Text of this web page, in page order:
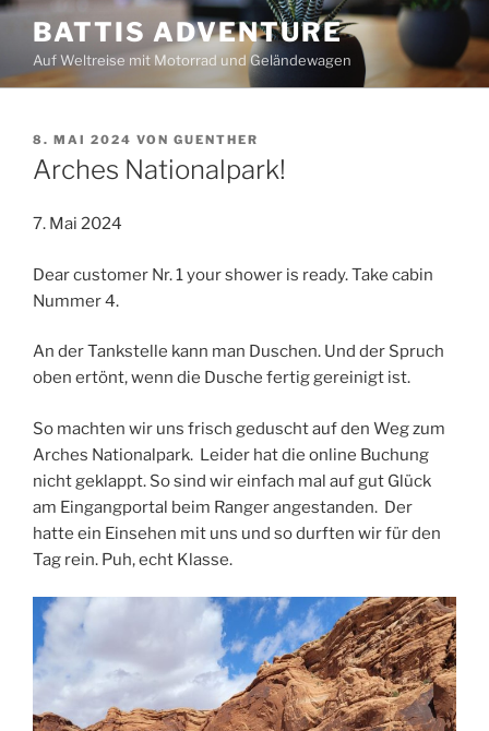
Zum
Inhalt
springen
BATTIS ADVENTURE
Auf Weltreise mit Motorrad und Geländewagen
VERÖFFENTLICHT
AM
8. MAI 2024 VON GUENTHER
Arches Nationalpark!
7. Mai 2024
Dear customer Nr. 1 your shower is ready. Take cabin
Nummer 4.
An der Tankstelle kann man Duschen. Und der Spruch
oben ertönt, wenn die Dusche fertig gereinigt ist.
So machten wir uns frisch geduscht auf den Weg zum
Arches Nationalpark. Leider hat die online Buchung
nicht geklappt. So sind wir einfach mal auf gut Glück
am Eingangportal beim Ranger angestanden. Der
hatte ein Einsehen mit uns und so durften wir für den
Tag rein. Puh, echt Klasse.